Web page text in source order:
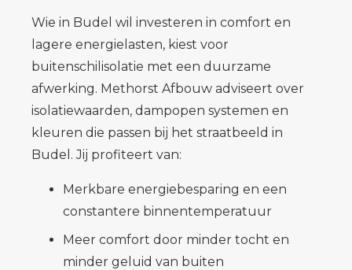
Wie in Budel wil investeren in comfort en
lagere energielasten, kiest voor
buitenschilisolatie met een duurzame
afwerking. Methorst Afbouw adviseert over
isolatiewaarden, dampopen systemen en
kleuren die passen bij het straatbeeld in
Budel. Jij profiteert van:
Merkbare energiebesparing en een
constantere binnentemperatuur
Meer comfort door minder tocht en
minder geluid van buiten